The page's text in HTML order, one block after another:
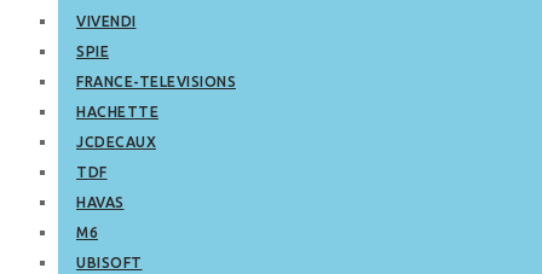
VIVENDI
SPIE
FRANCE-TELEVISIONS
HACHETTE
JCDECAUX
TDF
HAVAS
M6
UBISOFT